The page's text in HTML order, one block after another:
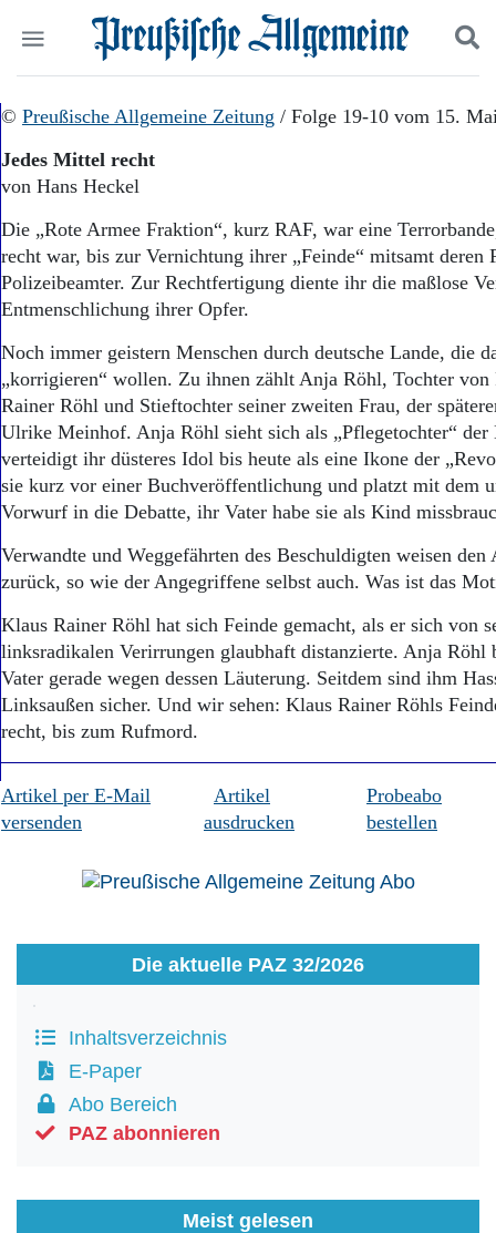
Start
Wer wir sind
Aktuelle Ausgabe
Abonnenten-Login
Abonnent werden
Abo Prämien
Mediadaten
Politik
Leben
Geschichte
Ostpreußen
Pommern
Schlesien
Danzig und Westpreußen
Bücher
Kontakt
Impressum
Datenschutz
Suchen und finden
© Preußische Allgemeine Zeitung / Folge 19-10 vom 15.
Jedes Mittel recht
von Hans Heckel
Die „Rote Armee Fraktion“, kurz RAF, war eine
recht war, bis zur Vernichtung ihrer „Feinde“ mitsamt deren
Polizeibeamter. Zur Rechtfertigung diente ihr die maßlose
Entmenschlichung ihrer Opfer.
Noch immer geistern Menschen durch deutsche Lande, die
„korrigieren“ wollen. Zu ihnen zählt Anja Röhl, Tochter
Rainer Röhl und Stieftochter seiner zweiten Frau, der
Ulrike Meinhof. Anja Röhl sieht sich als „Pflegetochter“
verteidigt ihr düsteres Idol bis heute als eine Ikone der
sie kurz vor einer Buchveröffentlichung und platzt mit dem
Vorwurf in die Debatte, ihr Vater habe sie als Kind
Verwandte und Weggefährten des Beschuldigten weisen
zurück, so wie der Angegriffene selbst auch. Was ist das
Klaus Rainer Röhl hat sich Feinde gemacht, als er sich von
linksradikalen Verirrungen glaubhaft distanzierte. Anja Röhl
Vater gerade wegen dessen Läuterung. Seitdem sind ihm
Linksaußen sicher. Und wir sehen: Klaus Rainer Röhls
recht, bis zum Rufmord.
Artikel per E-Mail
versenden
Artikel
ausdrucken
Probeabo
bestellen
Die aktuelle PAZ 32/2026
Inhaltsverzeichnis
E-Paper
Abo Bereich
PAZ abonnieren
Meist gelesen